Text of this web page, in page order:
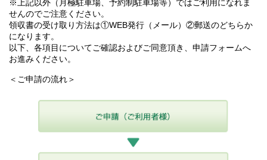
※上記以外（月極駐車場、予約制駐車場等）ではご利用になれま
せんのでご注意ください。
領収書の受け取り方法は①WEB発行（メール）②郵送のどちらか
になります。
以下、各項目についてご確認およびご同意頂き、申請フォームへ
お進みください。
＜ご申請の流れ＞